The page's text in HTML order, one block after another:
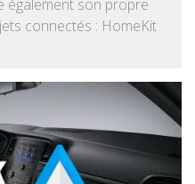
également son propre
connectés : HomeKit